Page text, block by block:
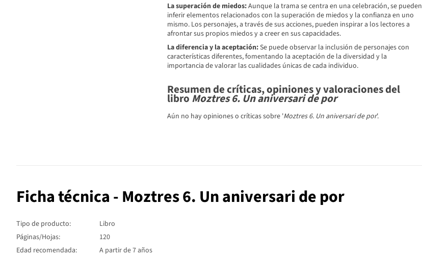
La superación de miedos:Aunque la trama se centra en una celebración, se pueden
inferir elementos relacionados con la superación de miedos y la confianza en uno
mismo. Los personajes, a través de sus acciones, pueden inspirar a los lectores a
afrontar sus propios miedos y a creer en sus capacidades.
La diferencia y la aceptación:Se puede observar la inclusión de personajes con
características diferentes, fomentando la aceptación de la diversidad y la
importancia de valorar las cualidades únicas de cada individuo.
Resumen de críticas, opiniones y valoraciones del
libro Moztres 6. Un aniversari de por
Aún no hay opiniones o críticas sobre 'Moztres 6. Un aniversari de por'.
Ficha técnica - Moztres 6. Un aniversari de por
Tipo de producto:
Libro
Páginas/Hojas:
120
Edad recomendada:
A partir de 7 años